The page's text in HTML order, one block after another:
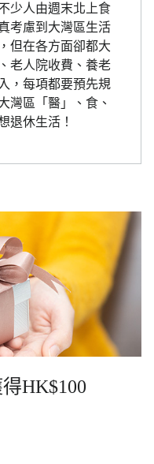
少人由週末北上食
考慮到大灣區生活
但在各方面卻都大
老人院收費、養老
，每項都要預先規
灣區「醫」、食、
退休生活！
HK$100